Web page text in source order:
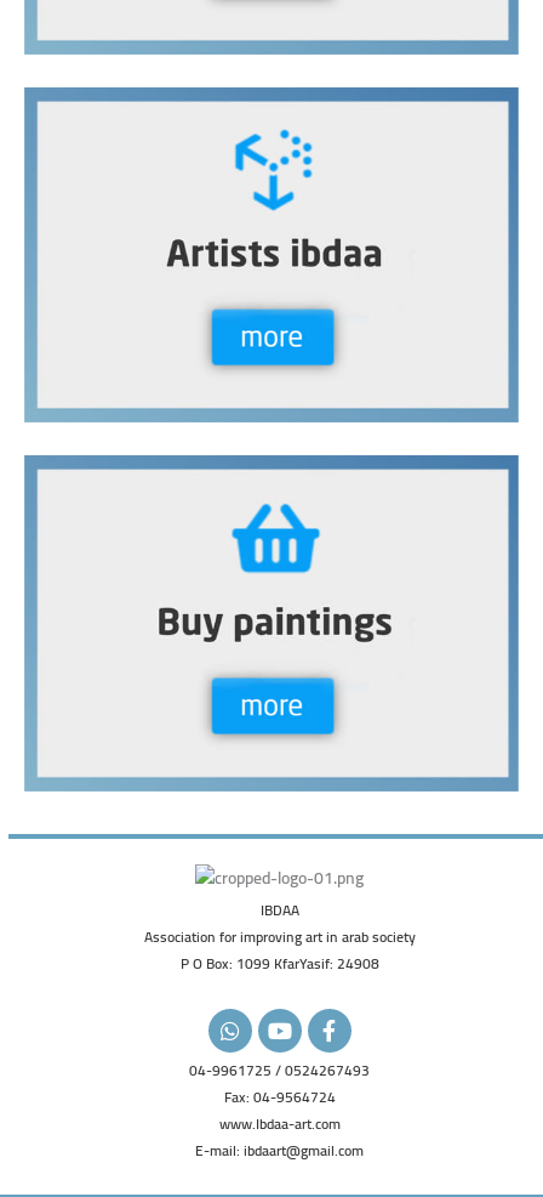
IBDAA
Association for improving art in arab society
P O Box: 1099 KfarYasif: 24908
W
h
a
t
s
a
p
Y
o
u
t
u
b
e
F
a
c
e
b
o
o
04-9961725 / 0524267493
Fax: 04-9564724
www.Ibdaa-art.com
E-mail: ibdaart@gmail.com